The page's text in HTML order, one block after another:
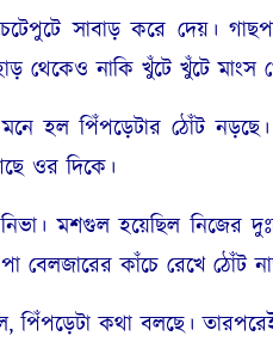
সাবাড় করে দেয়।
থেকেও নাকি খুঁটে খুঁটে মাংস
হল পিঁপড়েটার ঠোঁট নড়ছে।
ওর দিকে।
মশগুল হয়েছিল নিজের
বেলজারের কাঁচে রেখে ঠোঁট
কথা বলছে।